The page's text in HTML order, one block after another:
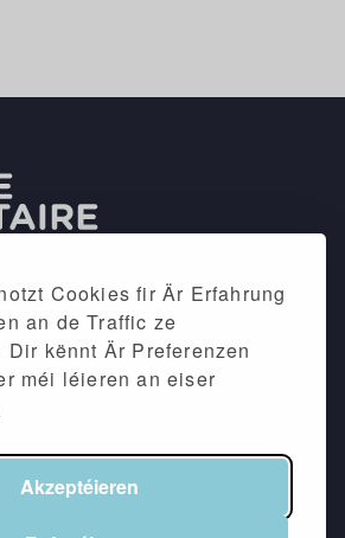
Cookies fir Är Erfahrung
an de Traffic ze
kënnt Är Preferenzen
méi léieren an eiser
Akzeptéieren